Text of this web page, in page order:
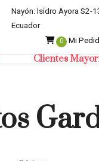
Nayón: Isidro Ayora S2-
Ecuador
0 Mi
Clientes